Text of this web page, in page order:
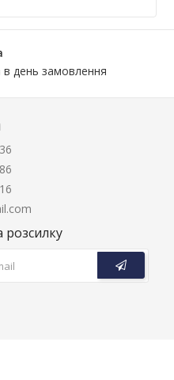
в день замовлення
розсилку